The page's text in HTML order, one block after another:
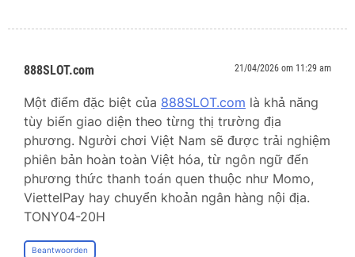
888SLOT.com 21/04/2026 om 11:29 am
Một điểm đặc biệt của 888SLOT.com là khả năng
tùy biến giao diện theo từng thị trường địa
phương. Người chơi Việt Nam sẽ được trải nghiệm
phiên bản hoàn toàn Việt hóa, từ ngôn ngữ đến
phương thức thanh toán quen thuộc như Momo,
ViettelPay hay chuyển khoản ngân hàng nội địa.
TONY04-20H
Beantwoorden